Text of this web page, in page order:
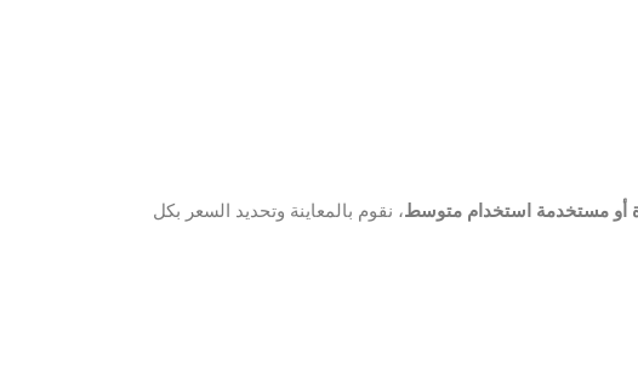
أو مستخدمة استخدام متوسط، نقوم بالمعاينة وتحديد السعر بكل